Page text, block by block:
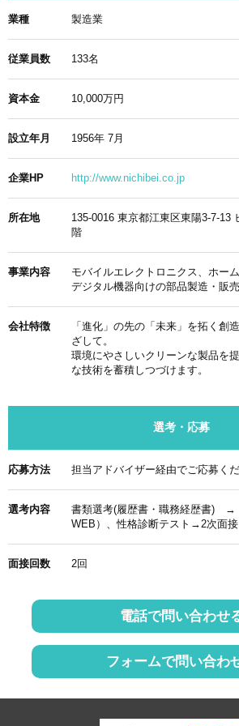
業種 製造業
従業員数 133名
資本金 10,000万円
設立年月 1956年 7月
企業HP http://www.nichibei.co.jp
所在地
135-0016 東京都江東区東陽3-7-13
階
事業内容
モバイルエレクトロニクス、ホー
デジタル機器向けの部品製造・販売
会社特徴
「進化」の先の「未来」を拓く創
ざして。
環境にやさしいクリーンな製品を
な技術を蓄積しつづけます。
選考・応募
応募方法 担当アドバイザー経由でご応募く
選考内容
書類選考(履歴書・職務経歴書)
WEB）、性格診断テスト→2次面接
面接回数 2回
電話で問い合わせ
フォームで問い合わ